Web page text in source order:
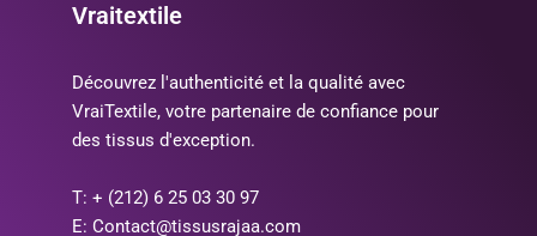
Vraitextile
Découvrez l'authenticité et la qualité avec
VraiTextile, votre partenaire de confiance pour
des tissus d'exception.
T: + (212) 6 25 03 30 97
E: Contact@tissusrajaa.com